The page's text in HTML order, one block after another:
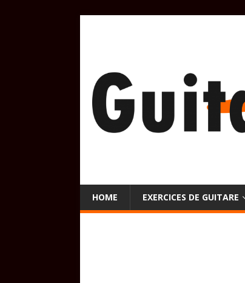
HOME EXERCICES DE GUITARE